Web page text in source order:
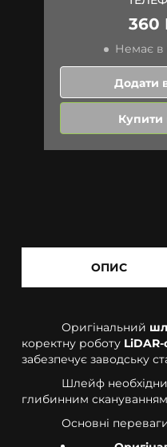
360
Немає в
Додати
Купити
ОПИС
Оригінальний
коректну роботу
забезпечує заводську
Шлейф
глибинним
Основні